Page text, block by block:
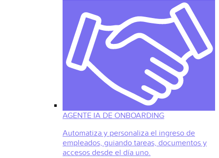
AGENTE IA DE ONBOARDING
Automatiza y personaliza el ingreso de
empleados, guiando tareas, documentos y
accesos desde el día uno.